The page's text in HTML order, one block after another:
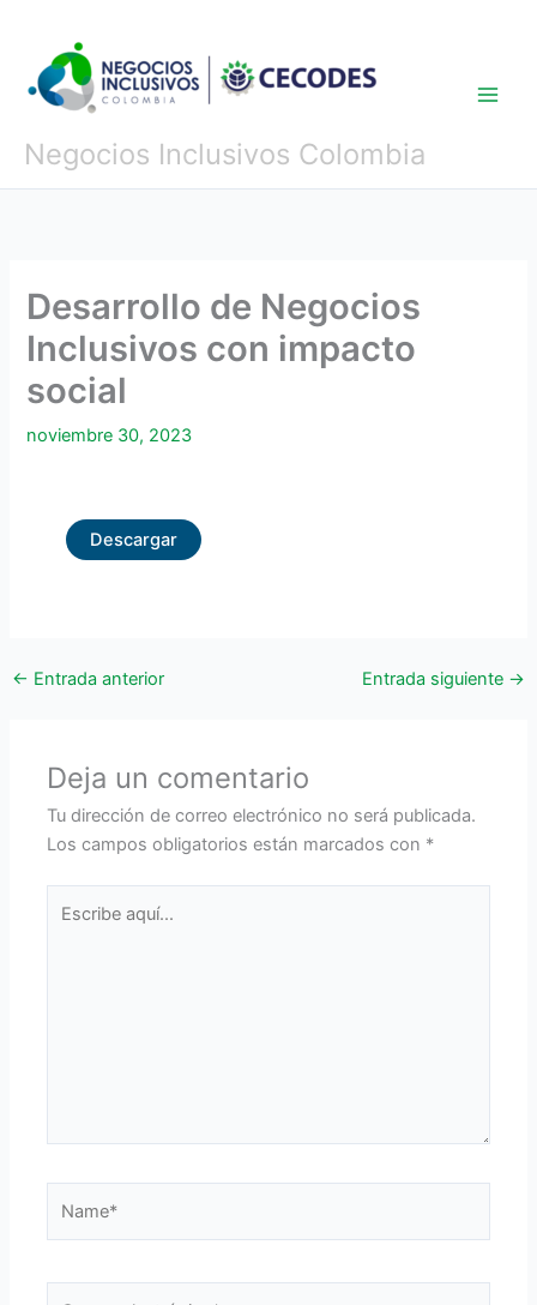
contenido
Negocios Inclusivos Colombia
Desarrollo de Negocios
Inclusivos con impacto
social
noviembre 30, 2023
Descargar
← Entrada anterior Entrada siguiente →
Deja un comentario
Tu dirección de correo electrónico no será publicada.
Los campos obligatorios están marcados con *
aquí...